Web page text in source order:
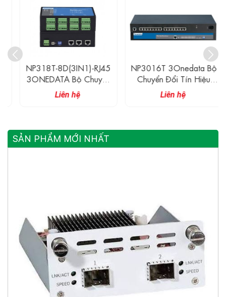
NP318T-8D(3IN1)-RJ45
3ONEDATA Bộ Chuyển
Đổi Tín Hiệu 8 Cổng RS-
232/485/422 Và 2
Liên hệ
NP3016T 3Onedata Bộ
Chuyển Đổi Tín Hiệu
Serial 16 Cổng RS-
232/485/422 Và 1
Liên hệ
SẢN PHẨM MỚI NHẤT